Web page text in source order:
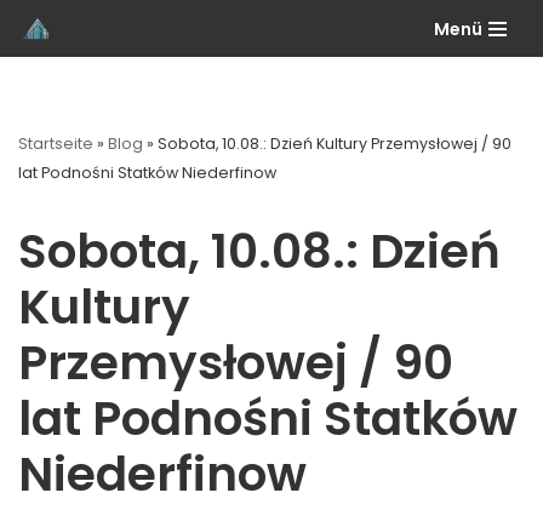
Przejdź
Menü
Startseite » Blog » Sobota, 10.08.: Dzień Kultury Przemysłowej / 90
lat Podnośni Statków Niederfinow
Sobota, 10.08.: Dzień
Kultury
Przemysłowej / 90
lat Podnośni Statków
Niederfinow